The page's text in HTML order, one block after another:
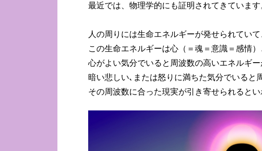
最近では、物理学的にも証明されてきています
人の周りには生命エネルギーが発せられてい
この生命エネルギーは心（＝魂＝意識＝感情）
心がよい気分でいると周波数の高いエネルギー
暗い悲しい､または怒りに満ちた気分でいると
その周波数に合った現実が引き寄せられるとい